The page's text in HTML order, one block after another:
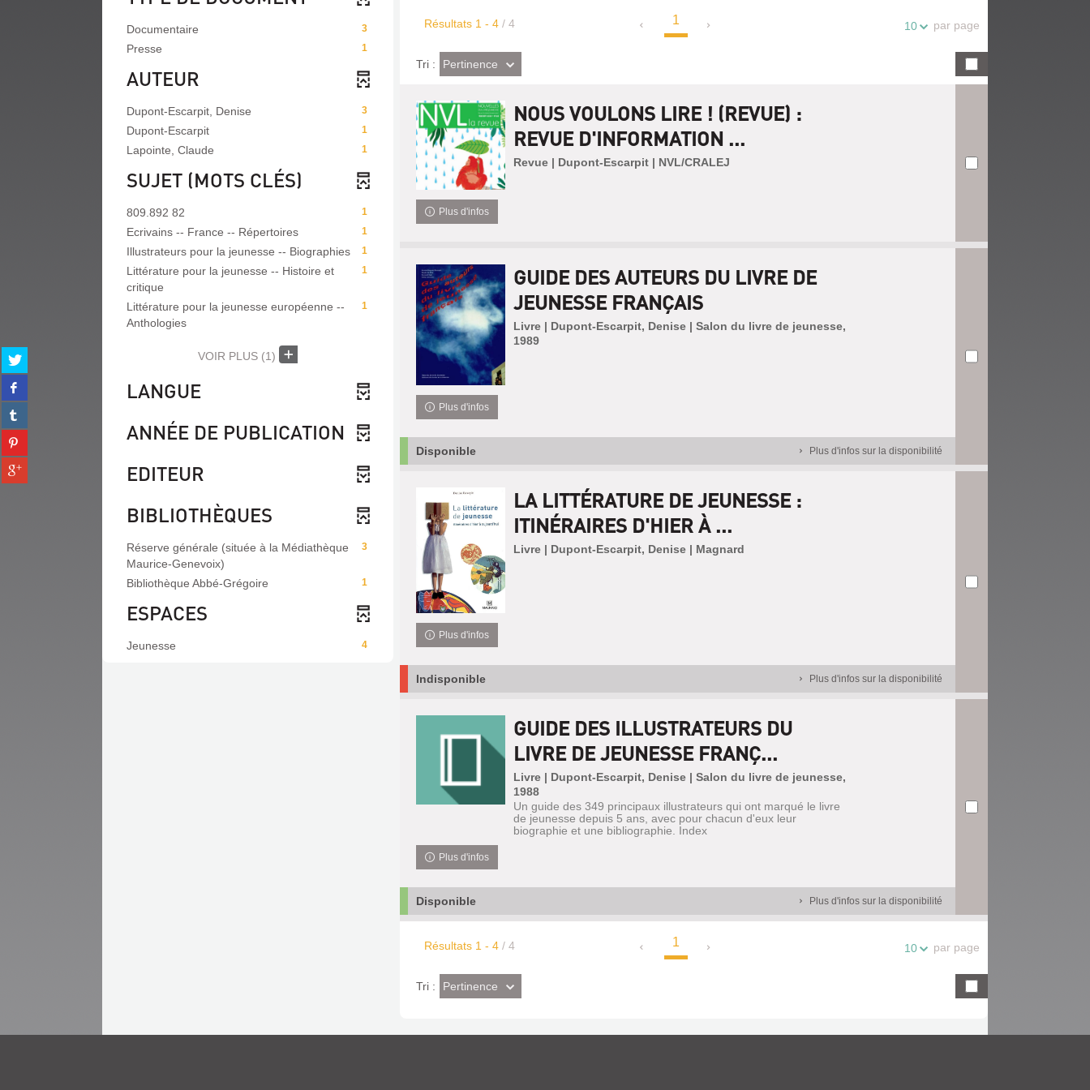
Partager
sur
twitter
(Nouvelle
fenêtre)
Partager
sur
facebook
(Nouvelle
fenêtre)
Partager
sur
tumblr
(Nouvelle
fenêtre)
Partager
sur
pinterest
(Nouvelle
Partager
sur
Résultats 1 - 4 / 4 1 10 par page
Tri :(Effet
imédiat)
Pertinence
NOUS VOULONS LIRE ! (REVUE) :
REVUE D'INFORMATION ...
Revue | Dupont-Escarpit | NVL/CRALEJ
Plus d'infos
GUIDE DES AUTEURS DU LIVRE DE
JEUNESSE FRANÇAIS
Livre | Dupont-Escarpit, Denise | Salon du livre de jeunesse,
1989
Plus d'infos
Disponible Plus d'infos sur la disponibilité
LA LITTÉRATURE DE JEUNESSE :
ITINÉRAIRES D'HIER À ...
Livre | Dupont-Escarpit, Denise | Magnard
Plus d'infos
Indisponible Plus d'infos sur la disponibilité
GUIDE DES ILLUSTRATEURS DU
LIVRE DE JEUNESSE FRANÇ...
Livre | Dupont-Escarpit, Denise | Salon du livre de jeunesse,
1988
Un guide des 349 principaux illustrateurs qui ont marqué le livre
de jeunesse depuis 5 ans, avec pour chacun d'eux leur
biographie et une bibliographie. Index
Plus d'infos
Disponible Plus d'infos sur la disponibilité
Résultats 1 - 4 / 4 1 10 par page
Tri :(Effet
imédiat)
Pertinence
3
Documentaire
1
Presse
AUTEUR
3
Dupont-Escarpit, Denise
1
Dupont-Escarpit
1
Lapointe, Claude
SUJET (MOTS CLÉS)
1
809.892 82
1
Ecrivains -- France -- Répertoires
1
Illustrateurs pour la jeunesse -- Biographies
1
Littérature pour la jeunesse -- Histoire et
critique
1
Littérature pour la jeunesse européenne --
Anthologies
VOIR PLUS (1)
LANGUE
ANNÉE DE PUBLICATION
EDITEUR
BIBLIOTHÈQUES
3
Réserve générale (située à la Médiathèque
Maurice-Genevoix)
1
Bibliothèque Abbé-Grégoire
ESPACES
4
Jeunesse